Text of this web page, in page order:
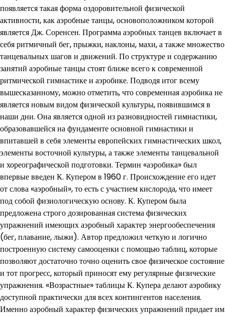
появляется такая форма оздоровительной физической
активности, как аэробные танцы, основоположником которой
является Дж. Соренсен. Программа аэробных танцев включает в
себя ритмичный бег, прыжки, наклоны, махи, а также множество
танцевальных шагов и движений. По структуре и содержанию
занятий аэробные танцы стоят ближе всего к современной
ритмической гимнастике и аэробике. Подводя итог всему
вышесказанному, можно отметить, что современная аэробика не
является новым видом физической культуры, появившимся в
наши дни. Она является одной из разновидностей гимнастики,
образовавшейся на фундаменте основной гимнастики и
впитавшей в себя элементы европейских гимнастических школ,
элементы восточной культуры, а также элементы танцевальной
и хореографической подготовки. Термин «аэробика» был
впервые введен К. Купером в 1960 г. Происхождение его идет
от слова «аэробный», то есть с участием кислорода, что имеет
под собой физиологическую основу. К. Купером была
предложена строго дозированная система физических
упражнений имеющих аэробный характер энергообеспечения
(бег, плавание, лыжи). Автор предложил четкую и логично
построенную систему самооценки с помощью таблиц, которые
позволяют достаточно точно оценить свое физическое состояние
и тот прогресс, который приносят ему регулярные физические
упражнения. «Возрастные» таблицы К. Купера делают аэробику
доступной практически для всех контингентов населения.
Именно аэробный характер физических упражнений придает им